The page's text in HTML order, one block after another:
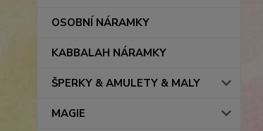
OSOBNÍ NÁRAMKY
KABBALAH NÁRAMKY
ŠPERKY & AMULETY & MALY
MAGIE